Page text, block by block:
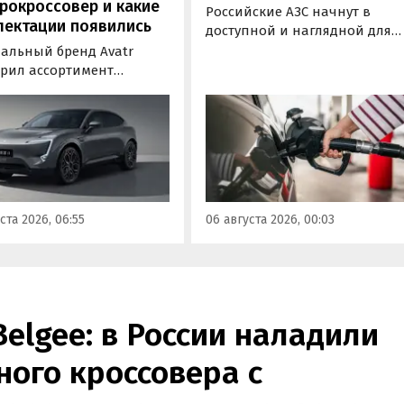
и какие
появились
бренд Avatr
ассортимент
Avatr 11 в России
2026 года. Вместе с
его прайс-листа
единственное
исполнение,
цена модели
на 760 тыс. рублей,
2026, 06:55
Российские АЗС начнут в
доступной и наглядной для
отпускаемого топлива. Это
позволит автовладельцам
осознанно выбрать топливо
определенного класса — от
«Евро-2» до «Евро-5»,
сообщили в Минэнерго РФ.
06 августа 2026, 00:03
в России наладили
кроссовера с